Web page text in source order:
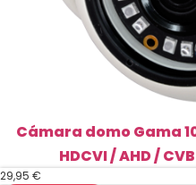
Cámara domo Gama
HDCVI / AHD /
29,95 €